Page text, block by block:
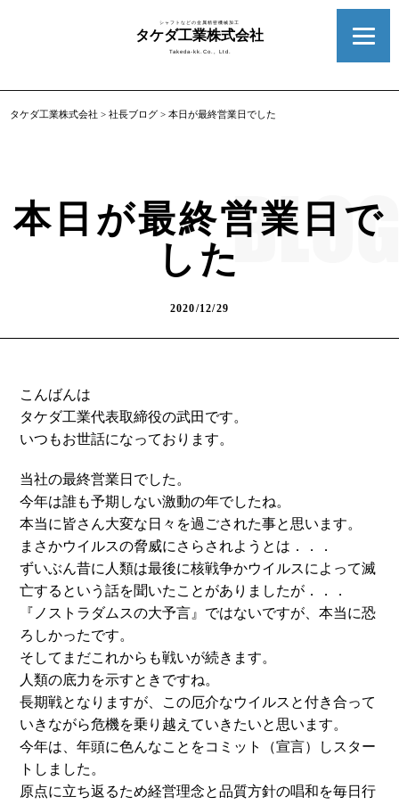
シャフトなどの金属精密機械加工
タケダ工業株式会社
Takeda-kk.Co., Ltd.
タケダ工業株式会社 >社長ブログ >本日が最終営業日でした
本日が最終営業日で
した
2020/12/29
こんばんは
タケダ工業代表取締役の武田です。
いつもお世話になっております。
当社の最終営業日でした。
今年は誰も予期しない激動の年でしたね。
本当に皆さん大変な日々を過ごされた事と思います。
まさかウイルスの脅威にさらされようとは．．．
ずいぶん昔に人類は最後に核戦争かウイルスによって滅
亡するという話を聞いたことがありましたが．．．
『ノストラダムスの大予言』ではないですが、本当に恐
ろしかったです。
そしてまだこれからも戦いが続きます。
人類の底力を示すときですね。
長期戦となりますが、この厄介なウイルスと付き合って
いきながら危機を乗り越えていきたいと思います。
今年は、年頭に色んなことをコミット（宣言）しスター
トしました。
原点に立ち返るため経営理念と品質方針の唱和を毎日行